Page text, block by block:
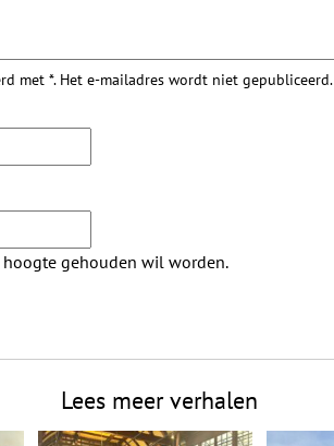
met *. Het e-mailadres wordt niet gepubliceerd.
gehouden wil worden.
Lees meer verhalen